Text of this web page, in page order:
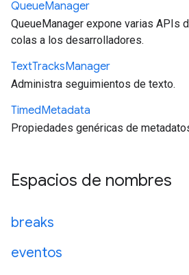
QueueManager
QueueManager expone varias APIs
colas a los desarrolladores.
TextTracksManager
Administra seguimientos de texto.
TimedMetadata
Propiedades genéricas de
Espacios de nombres
breaks
eventos